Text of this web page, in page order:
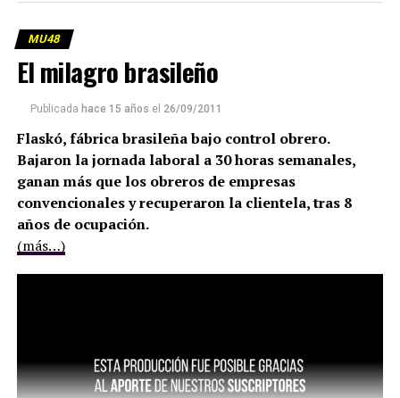
MU48
El milagro brasileño
Publicada hace 15 años el 26/09/2011
Flaskó, fábrica brasileña bajo control obrero.
Bajaron la jornada laboral a 30 horas semanales,
ganan más que los obreros de empresas
convencionales y recuperaron la clientela, tras 8
años de ocupación.
(más…)